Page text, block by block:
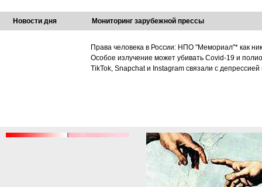
Новости дня Мониторинг зарубежной прессы
Права человека в России: НПО "Мемориал"* как
Особое излучение может убивать Covid-19 и
TikTok, Snapchat и Instagram связали с